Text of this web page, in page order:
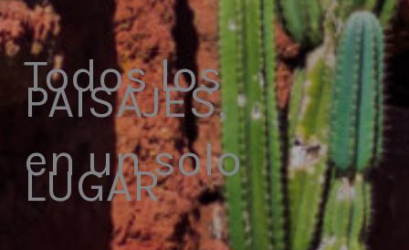
Todos los
PAISAJES,
en un solo
LUGAR